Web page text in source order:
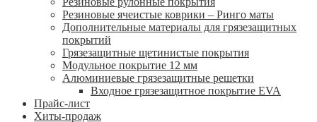
Резиновые ячеистые коврики – Ринго маты
Дополнительные материалы для грязезащитных
покрытий
Грязезащитные щетинистые покрытия
Модульное покрытие 12 мм
Алюминиевые грязезащитные решетки
Входное грязезащитное покрытие EVA
Прайс-лист
Хиты-продаж